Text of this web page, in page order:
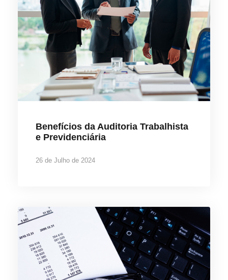
Benefícios da Auditoria Trabalhista
e Previdenciária
26 de Julho de 2024